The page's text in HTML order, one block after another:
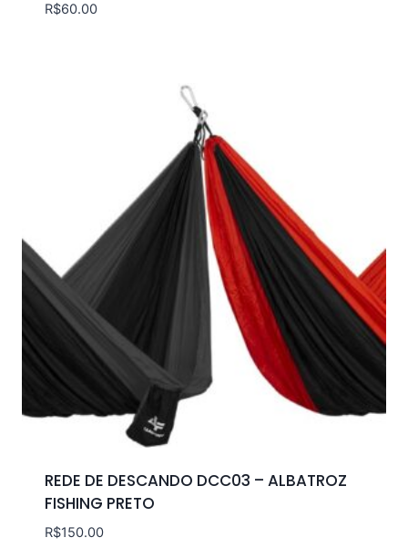
R$60.00
REDE DE DESCANDO DCC03 – ALBATROZ
FISHING PRETO
R$150.00